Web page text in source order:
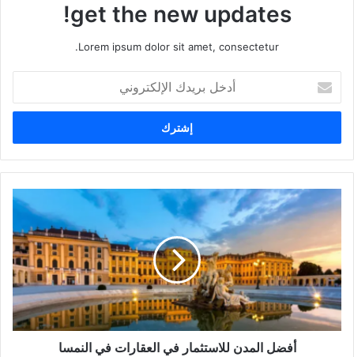
get the new updates!
Lorem ipsum dolor sit amet, consectetur.
بريدك
الإلكتروني
أفضل
المدن
في
العقارات
في
النمسا
أفضل المدن للاستثمار في العقارات في النمسا